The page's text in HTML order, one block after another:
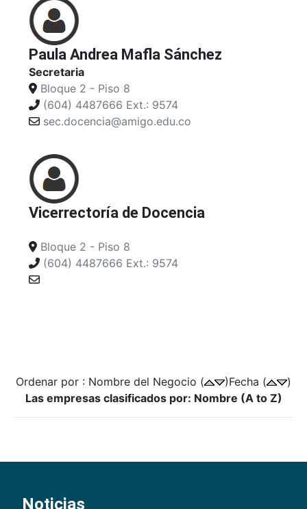
Paula Andrea Mafla Sánchez
Secretaria
Bloque 2 - Piso 8
(604) 4487666 Ext.: 9574
sec.docencia@amigo.edu.co
Vicerrectoría de Docencia
Bloque 2 - Piso 8
(604) 4487666 Ext.: 9574
Ordenar por : Nombre del Negocio ( )Fecha (
)
Las empresas clasificados por: Nombre (A to Z)
Noticias